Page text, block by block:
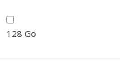
128 Go